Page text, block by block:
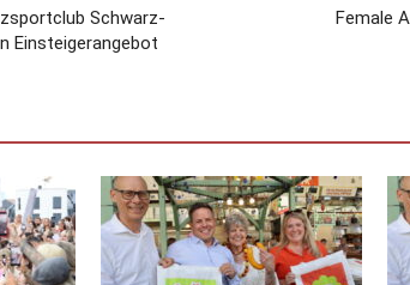
Schwarz-
Einsteigerangebot
Female